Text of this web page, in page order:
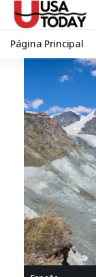
Página Principal